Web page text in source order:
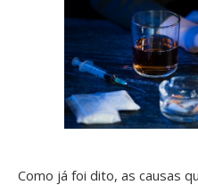
Como já foi dito, as causas